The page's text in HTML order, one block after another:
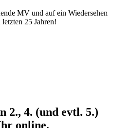
MV und auf ein Wiedersehen
25 Jahren!
2., 4. (und evtl. 5.)
online.